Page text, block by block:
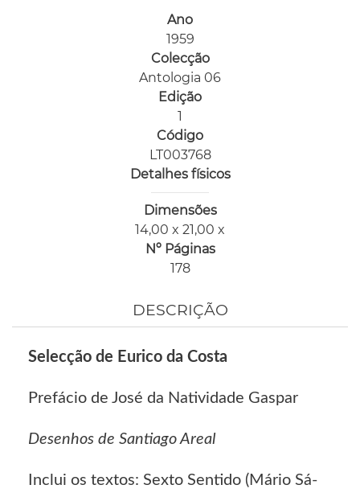
Ano
1959
Colecção
Antologia 06
Edição
1
Código
LT003768
Detalhes físicos
Dimensões
14,00 x 21,00 x
Nº Páginas
178
DESCRIÇÃO
Selecção de Eurico da Costa
Prefácio de José da Natividade Gaspar
Desenhos de Santiago Areal
Inclui os textos: Sexto Sentido (Mário Sá-